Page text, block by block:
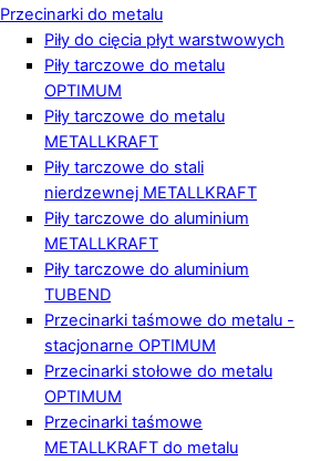
Przecinarki do metalu
Piły do cięcia płyt warstwowych
Piły tarczowe do metalu
OPTIMUM
Piły tarczowe do metalu
METALLKRAFT
Piły tarczowe do stali
nierdzewnej METALLKRAFT
Piły tarczowe do aluminium
METALLKRAFT
Piły tarczowe do aluminium
TUBEND
Przecinarki taśmowe do metalu -
stacjonarne OPTIMUM
Przecinarki stołowe do metalu
OPTIMUM
Przecinarki taśmowe
METALLKRAFT do metalu